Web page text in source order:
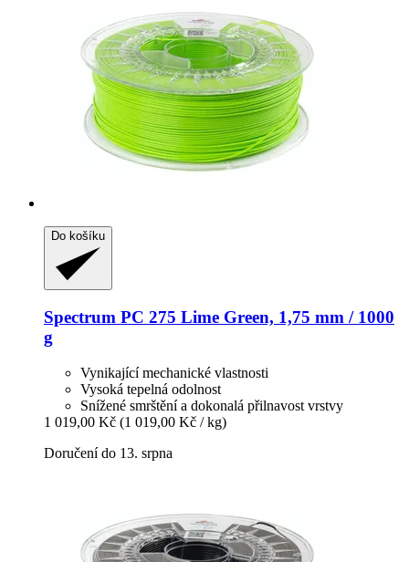
Do košíku
Spectrum PC 275 Lime Green, 1,75 mm / 1000
g
Vynikající mechanické vlastnosti
Vysoká tepelná odolnost
Snížené smrštění a dokonalá přilnavost vrstvy
1 019,00 Kč (1 019,00 Kč / kg)
Doručení do 13. srpna